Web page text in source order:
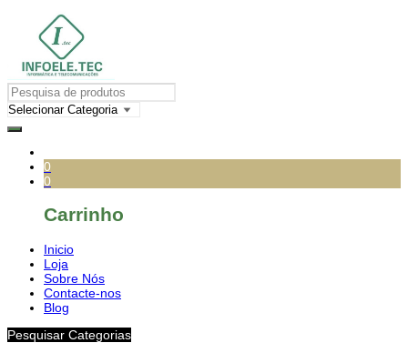
0
0
Carrinho
Inicio
Loja
Sobre Nós
Contacte-nos
Blog
Pesquisar Categorias